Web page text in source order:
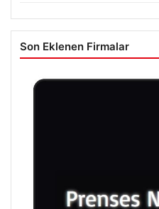
Son Eklenen Firmalar